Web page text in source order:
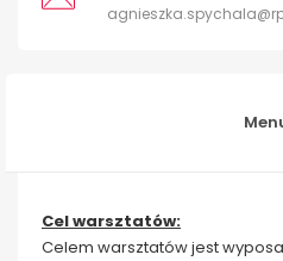
Cel warsztatów:
Celem warsztatów jest